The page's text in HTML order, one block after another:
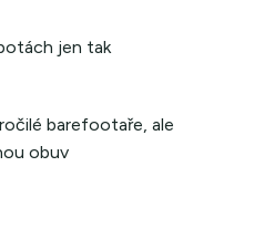
jen tak
barefootaře, ale
obuv